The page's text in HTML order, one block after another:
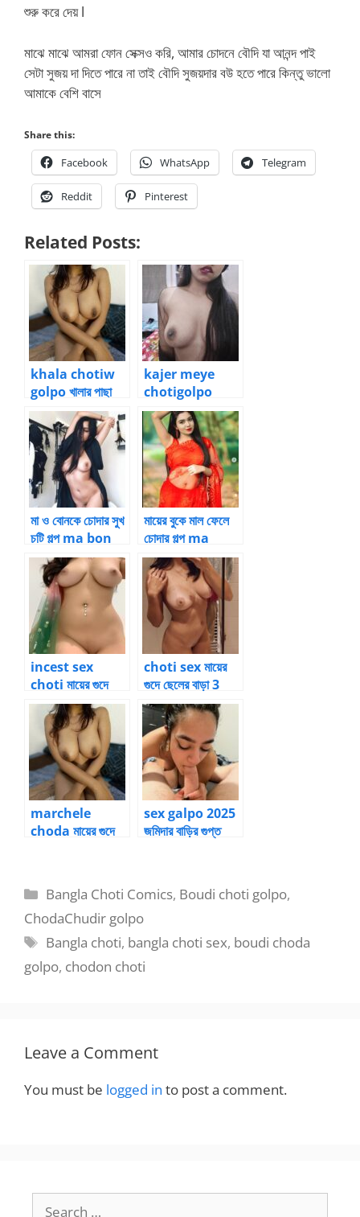
শুরু করে দেয় l
মাঝে মাঝে আমরা ফোন সেক্সও করি, আমার চোদনে বৌদি যা আনন্দ পাই
সেটা সুজয় দা দিতে পারে না তাই বৌদি সুজয়দার বউ হতে পারে কিন্তু ভালো
আমাকে বেশি বাসে
Share this:
Facebook WhatsApp Telegram
Reddit Pinterest
Related Posts:
khala chotiw
golpo খালার পাছা
চোদার চটি গল্প
kajer meye
chotigolpo
কাজের মেয়ের মুখে ধোন
ঢুকিয়ে চোদা
মা ও বোনকে চোদার সুখ
চটি গল্প ma bon
choda
মায়ের বুকে মাল ফেলে
চোদার গল্প ma
chele choti
incest sex
choti মায়ের গুদে
ছেলের বাড়া 1
choti sex মায়ের
গুদে ছেলের বাড়া 3
marchele
choda মায়ের গুদে
sex galpo 2025
জমিদার বাড়ির গুপ্ত
Categories
Bangla Choti Comics, Boudi choti golpo,
ChodaChudir golpo
Tags
Bangla choti, bangla choti sex, boudi choda
golpo, chodon choti
Leave a Comment
You must be logged in to post a comment.